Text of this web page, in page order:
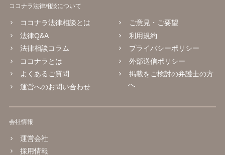
ココナラ法律相談について
ココナラ法律相談とは
法律Q&A
法律相談コラム
ココナラとは
よくあるご質問
運営へのお問い合わせ
ご意見・ご要望
利用規約
プライバシーポリシー
外部送信ポリシー
掲載をご検討の弁護士の方
へ
会社情報
運営会社
採用情報